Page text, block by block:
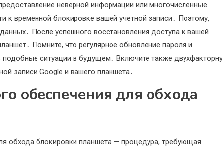
неверной информации или многочисленные
к временной блокировке вашей учетной записи․ Поэтому,
После успешного восстановления доступа к вашей
Помните, что регулярное обновление пароля и
подобные ситуации в будущем․ Включите также
записи Google и вашего планшета․
обеспечения для обхода
обхода блокировки планшета — процедура, требующая